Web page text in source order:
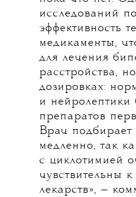
исследований
эффективность
медикаменты,
для лечения
расстройства,
дозировках:
и нейролептики
препаратов
Врач подбирает
медленно, так
с циклотимией
чувствительны
лекарств», —